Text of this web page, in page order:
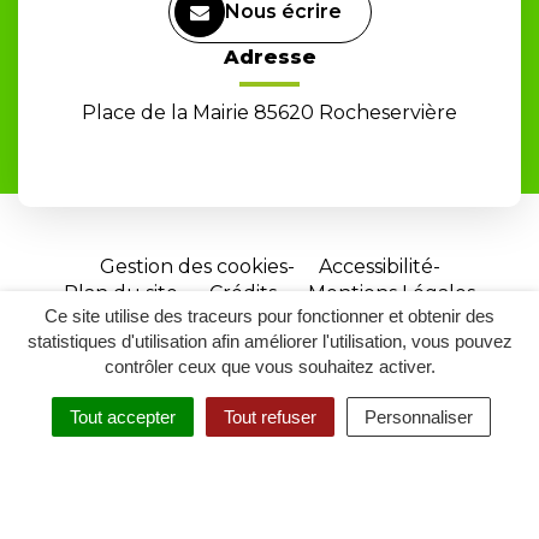
Ce site utilise des traceurs pour fonctionner et obtenir des
statistiques d'utilisation afin améliorer l'utilisation, vous pouvez
contrôler ceux que vous souhaitez activer.
Tout accepter Tout refuser Personnaliser
RECHERCHER
ACCESSIBILITÉ
Nous écrire
Adresse
Place de la Mairie 85620 Rocheservière
Gestion des cookies
Accessibilité
Plan du site
Crédits
Mentions Légales
Site
réalisé
par
Inovagora